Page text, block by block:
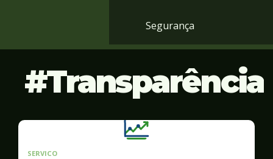
Segurança
Transparência
SERVICO